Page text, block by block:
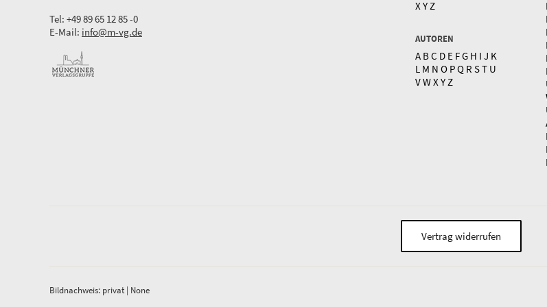
Tel: +49 89 65 12 85 -0
E-Mail: info@m-vg.de
X Y Z
AUTOREN
A BC D E FG H I J K
L M N O PQ R ST U
VWX Y Z
Vertrag widerrufen
Bildnachweis: privat | None